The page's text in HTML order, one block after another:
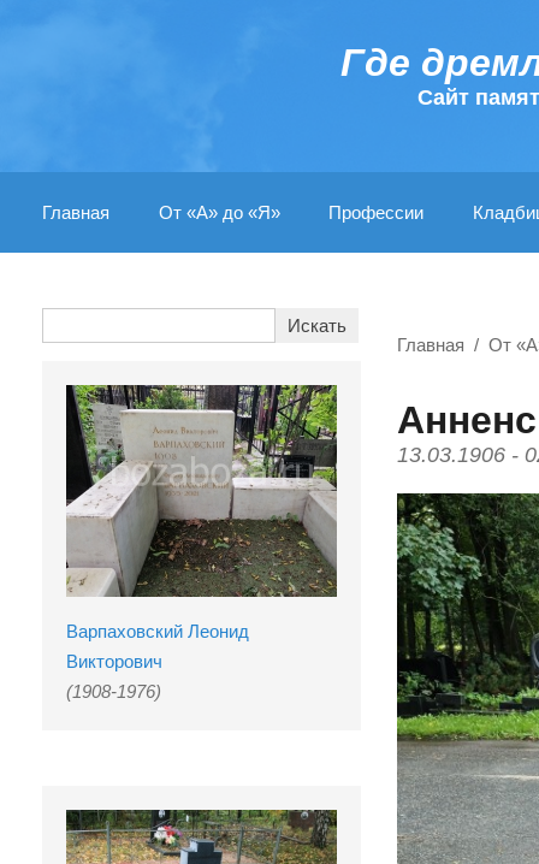
Где
Cайт
Главная От «А» до «Я» Профессии
Варпаховский Леонид
Викторович
(1908-1976)
Главная От
13.03.1906 -